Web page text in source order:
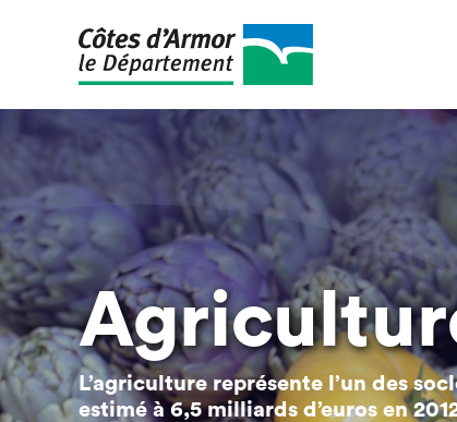
au
principal
L’agriculture représente l’un des
estimé à 6,5 milliards d’euros en